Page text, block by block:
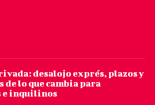
desalojo exprés, plazos y
de lo que cambia para
inquilinos